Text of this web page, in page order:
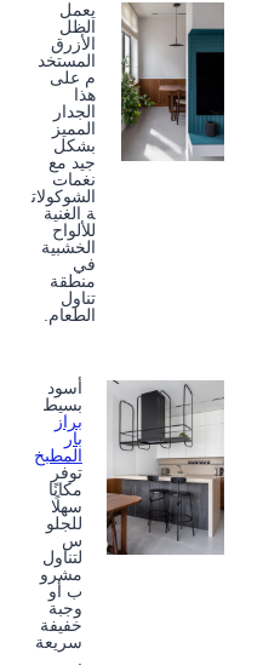
يعمل
الظل
الأزرق
المستخد
م على
هذا
الجدار
المميز
بشكل
جيد مع
نغمات
الشوكولات
ة الغنية
للألواح
الخشبية
في
منطقة
تناول
الطعام.
أسود
بسيط
براز
بار
المطبخ
توفر
مكانًا
سهلًا
للجلو
س
لتناول
مشرو
ب أو
وجبة
خفيفة
سريعة
.